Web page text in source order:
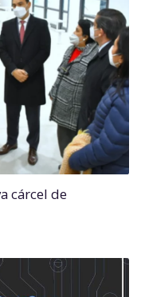
cárcel de